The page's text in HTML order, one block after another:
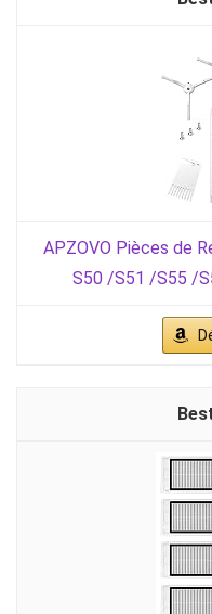
APZOVO Pièces de
S50 /S51 /S55 /